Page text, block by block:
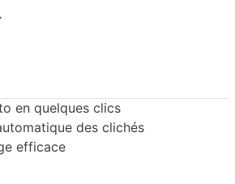
en quelques clics
des clichés
efficace